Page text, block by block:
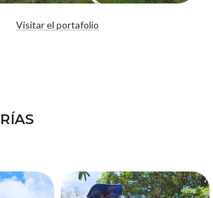
Visitar el portafolio